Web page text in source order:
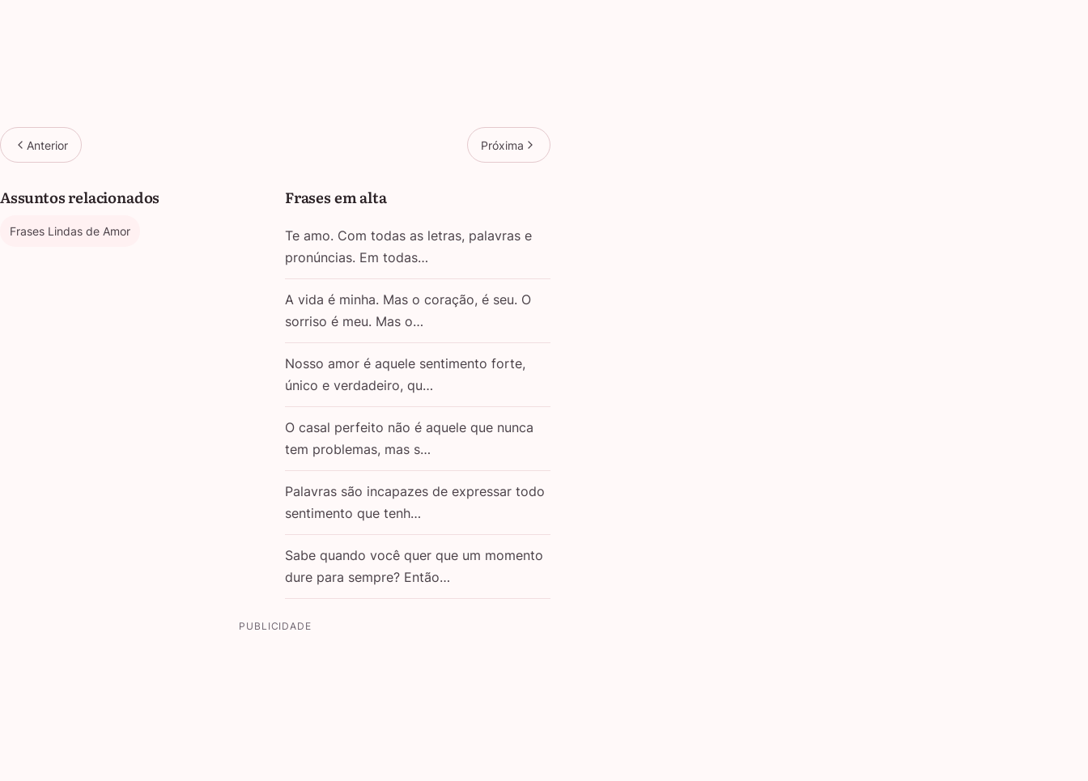
Anterior Próxima
Assuntos relacionados
Frases Lindas de Amor
Frases em alta
Te amo. Com todas as letras, palavras e
pronúncias. Em todas…
A vida é minha. Mas o coração, é seu. O
sorriso é meu. Mas o…
Nosso amor é aquele sentimento forte,
único e verdadeiro, qu…
O casal perfeito não é aquele que nunca
tem problemas, mas s…
Palavras são incapazes de expressar todo
sentimento que tenh…
Sabe quando você quer que um momento
dure para sempre? Então…
PUBLICIDADE